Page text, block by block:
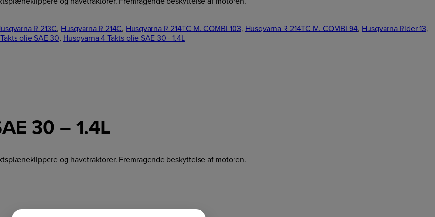
R 213C, Husqvarna R 214C, Husqvarna R 214TC M. COMBI 103, Husqvarna R 214TC M. COMBI 94, Husqvarna Rider 13,
olie SAE 30, Husqvarna 4 Takts olie SAE 30 - 1.4L
30 – 1.4L
og havetraktorer. Fremragende beskyttelse af motoren.